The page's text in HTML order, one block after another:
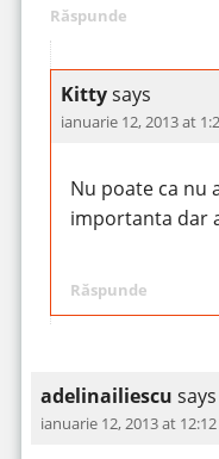
Răspunde
Kittysays
ianuarie 12, 2013 at
Nu poate ca nu
importanta dar
Răspunde
adelinailiescu says
ianuarie 12, 2013 at